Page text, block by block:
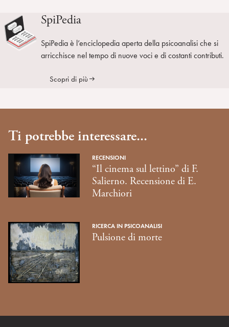
SpiPedia
SpiPedia è l’enciclopedia aperta della psicoanalisi che si
arricchisce nel tempo di nuove voci e di costanti contributi.
Scopri di più
Ti potrebbe interessare...
RECENSIONI
“Il cinema sul lettino” di F.
Salierno. Recensione di E.
Marchiori
RICERCA IN PSICOANALISI
Pulsione di morte